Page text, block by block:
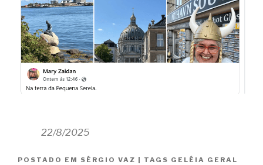
22/8/2025
POSTADO EM SÉRGIO VAZ | TAGS GELÉIA GERAL